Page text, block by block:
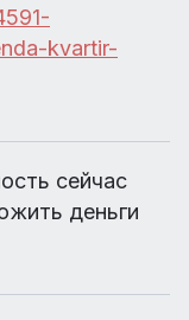
kvartir-
сейчас
деньги